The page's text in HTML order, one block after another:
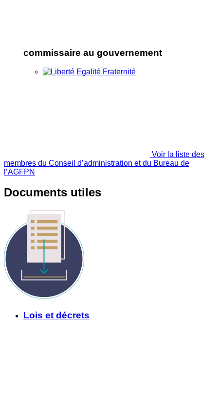
commissaire au gouvernement
Voir la liste des
membres du Conseil d’administration et du Bureau de
l’AGFPN
Documents utiles
Lois et décrets